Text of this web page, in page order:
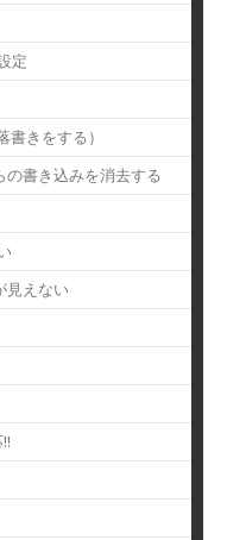
定
書きをする）
の書き込みを消去する
見えない